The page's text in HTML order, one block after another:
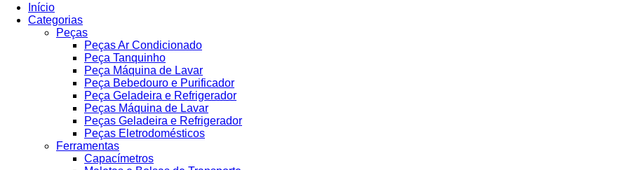
Início
Categorias
Peças
Peças Ar Condicionado
Peça Tanquinho
Peça Máquina de Lavar
Peça Bebedouro e Purificador
Peça Geladeira e Refrigerador
Peças Máquina de Lavar
Peças Geladeira e Refrigerador
Peças Eletrodomésticos
Ferramentas
Capacímetros